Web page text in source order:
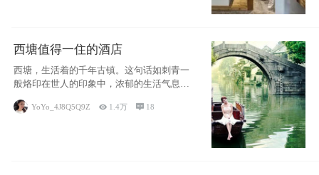
西塘值得一住的酒店
西塘，生活着的千年古镇。这句话如刺青一
般烙印在世人的印象中，浓郁的生活气息，
小桥流水
YoYo_4J8Q5Q9Z  1.4万  18